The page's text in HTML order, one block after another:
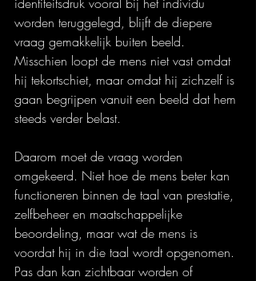
worden teruggelegd, blijft de diepere
vraag gemakkelijk buiten beeld.
Misschien loopt de mens niet vast omdat
hij tekortschiet, maar omdat hij zichzelf is
gaan begrijpen vanuit een beeld dat hem
steeds verder belast.
Daarom moet de vraag worden
omgekeerd. Niet hoe de mens beter kan
functioneren binnen de taal van prestatie,
zelfbeheer en maatschappelijke
beoordeling, maar wat de mens is
voordat hij in die taal wordt opgenomen.
Pas dan kan zichtbaar worden of